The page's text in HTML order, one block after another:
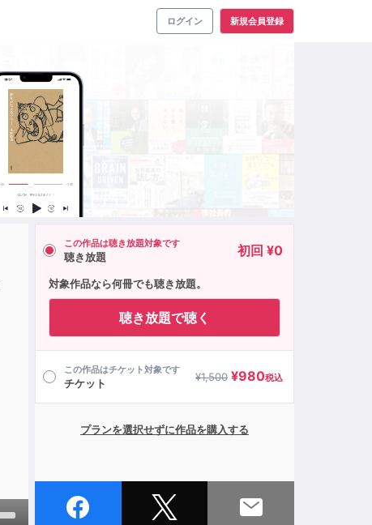
ログイン 新規会員登録
この作品は聴き放題対象です
聴き放題 初回 ¥0
対象作品なら何冊でも聴き放題。
聴き放題で聴く
この作品はチケット対象です
チケット ¥1,500 ¥980税込
プランを選択せずに作品を購入する